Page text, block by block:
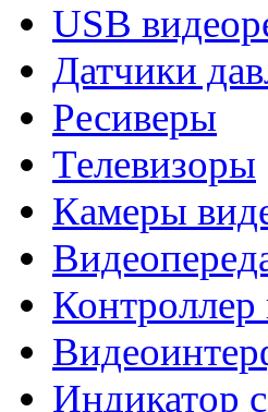
USB
Датчики
Ресиверы
Телевизоры
Камеры
Контроллер
Индикатор